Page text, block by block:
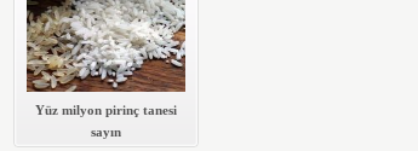
Yüz milyon pirinç tanesi
sayın